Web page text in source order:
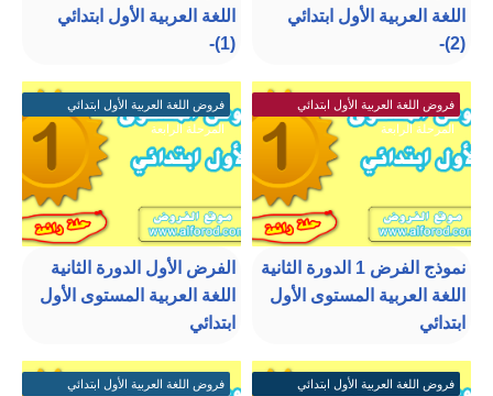
اللغة العربية الأول ابتدائي
(2)-
اللغة العربية الأول ابتدائي
(1)-
فروض اللغة العربية الأول ابتدائي
المرحلة الرابعة
نموذج الفرض 1 الدورة الثانية
اللغة العربية المستوى الأول
ابتدائي
فروض اللغة العربية الأول ابتدائي
المرحلة الرابعة
الفرض الأول الدورة الثانية
اللغة العربية المستوى الأول
ابتدائي
فروض اللغة العربية الأول ابتدائي
فروض اللغة العربية الأول ابتدائي